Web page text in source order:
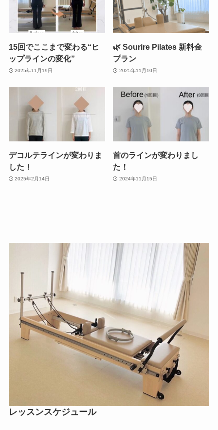
15回でここまで変わる“ヒ
ップラインの変化”
2025年11月19日
🌿 Sourire Pilates 新料金
プラン
2025年11月10日
デコルテラインが変わりま
した！
2025年2月14日
首のラインが変わりまし
た！
2024年11月15日
レッスンスケジュール